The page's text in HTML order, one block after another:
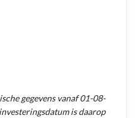
gegevens vanaf01-08-
is daarop